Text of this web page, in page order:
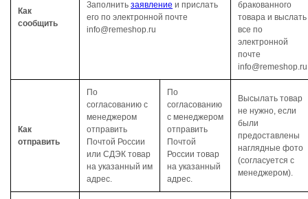
Как
сообщить
Заполнить заявление и прислать
его по электронной почте
info@remeshop.ru
бракованного
товара и выслать
все по
электронной
почте
Как
отправить
По
согласованию с
менеджером
отправить
Почтой России
или СДЭК товар
на указанный им
адрес.
По
согласованию
с менеджером
отправить
Почтой
России товар
на указанный
адрес.
Высылать товар
не нужно, если
были
предоставлены
наглядные фото
(согласуется с
менеджером).